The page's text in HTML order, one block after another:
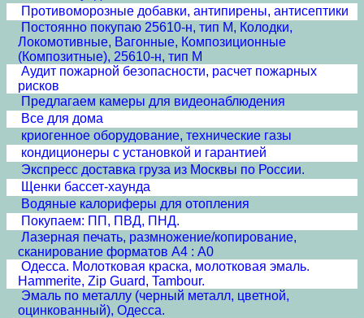
Противоморозные добавки, антипирены, антисептики
Постоянно покупаю 25610-н, тип М, Колодки,
Локомотивные, Вагонные, Композиционные
(Композитные), 25610-н, тип М
Аудит пожарной безопасности, расчет пожарных
рисков
Предлагаем камеры для видеонаблюдения
Все для дома
криогенное оборудование, технические газы
кондиционеры с установкой и гарантией
Экспресс доставка груза из Москвы по России.
Щенки бассет-хаунда
Водяные калориферы для отопления
Покупаем: ПП, ПВД, ПНД.
Лазерная печать, размножение/копирование,
сканирование форматов А4 : А0
Одесса. Молотковая краска, молотковая эмаль.
Hammerite, Zip Guard, Tambour.
Эмаль по металлу (черный металл, цветной,
оцинкованный), Одесса.